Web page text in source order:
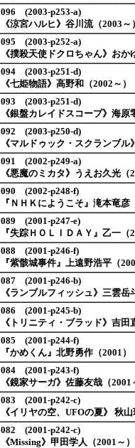
096 (2003-p253-a)
《涼宮ハルヒ》谷川流（2003～
095 (2003-p252-a)
《撲殺天使ドクロちゃん》お
094 (2003-p251-d)
《七姫物語》高野和（2002～）
093 (2003-p251-d)
《銀盤カレイドスコープ》海原
092 (2003-p250-d)
《マルドゥック・スクランブル
091 (2002-p249-a)
《悪魔のミカタ》うえお久光（
090 (2002-p248-f)
『ＮＨＫにようこそ』滝本竜彦
089 (2001-p247-e)
『失踪ＨＯＬＩＤＡＹ』乙一（
088 (2001-p246-f)
『紫骸城事件』上遠野浩平（
087 (2001-p246-b)
《ランブルフィッシュ》三雲岳
086 (2001-p245-b)
《トリニティ・ブラッド》吉田
085 (2001-p244-f)
『かめくん』北野勇作（2001）
084 (2001-p243-f)
《鏡家サーガ》佐藤友哉（2001
083 (2001-p242-c)
《イリヤの空、UFOの夏》 秋
082 (2001-p242-c)
《Missing》甲田学人（2001～）